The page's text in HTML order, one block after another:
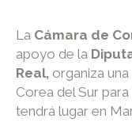
La Cámara de
apoyo de la
Real, organiza
Corea del Sur
tendrá lugar en